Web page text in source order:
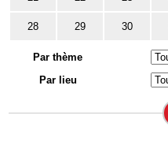
28 29 30
Par thème
Par lieu